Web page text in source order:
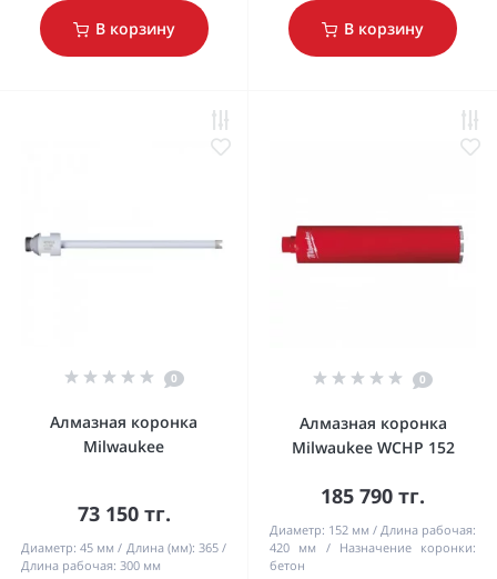
В корзину В корзину
0
Алмазная коронка
Milwaukee
73 150 тг.
Диаметр: 45 мм Длина (мм): 365
Длина рабочая: 300 мм
0
Алмазная коронка
Milwaukee WCHP 152
185 790 тг.
Диаметр: 152 мм
Длина рабочая:
420 мм
Назначение коронки:
бетон